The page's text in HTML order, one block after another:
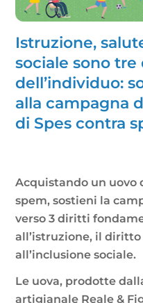
Istruzione,
sociale sono
dell’individuo:
alla campagna
di Spes contra
Acquistando un uovo
spem, sostieni la
verso 3 diritti
all’istruzione, il
all’inclusione sociale.
Le uova, prodotte
artigianale Reale &